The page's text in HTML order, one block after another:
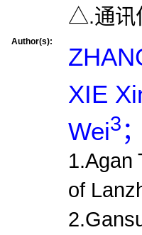
△.通讯
Author(s):
XIE
Wei3
1.Agan
of